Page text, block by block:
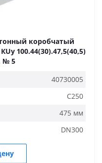
коробчатый
100.44(30).47,5(40,5)
№ 5
40730005
C250
475 мм
DN300